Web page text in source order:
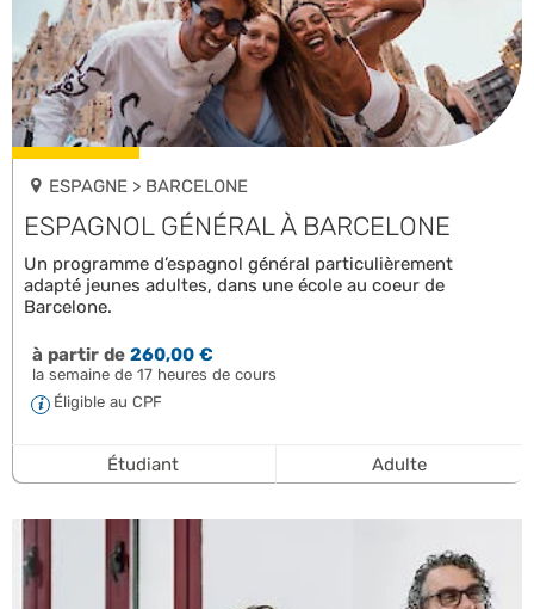
ESPAGNE > BARCELONE
ESPAGNOL GÉNÉRAL À BARCELONE
Un programme d’espagnol général particulièrement
adapté jeunes adultes, dans une école au coeur de
Barcelone.
à partir de260,00 €
la semaine de 17 heures de cours
Éligible au CPF
Étudiant Adulte